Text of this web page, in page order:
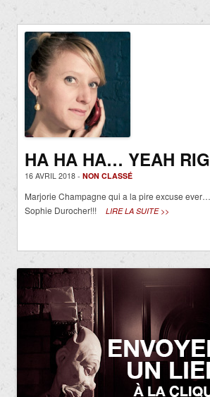
HA HA HA… YEAH
16 AVRIL 2018 - NON CLASSÉ
Marjorie Champagne qui a la pire excuse
Sophie Durocher!!!
LIRE LA SUITE >>